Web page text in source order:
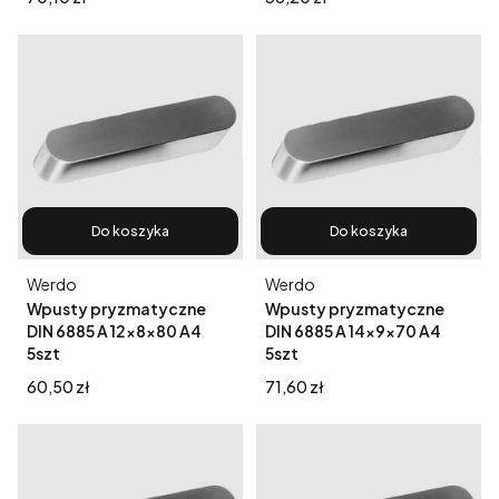
Do koszyka
Wpusty pryzmatyczne
DIN 6885 A 12x8x80 A4
5szt
Producent
Werdo
Cena
60,50 zł
Do koszyka
Wpusty pryzmatyczne
DIN 6885 A 14x9x70 A4
5szt
Producent
Werdo
Cena
71,60 zł